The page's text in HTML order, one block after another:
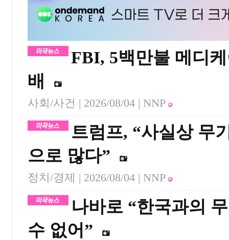
FBI, 5백만불 메디
배
사회/사건 | 2026/08/04 | NNP
트럼프, “사실상 무
으로 많다”
정치/경제 | 2026/08/04 | NNP
나바로 “한국과의
수 없어”